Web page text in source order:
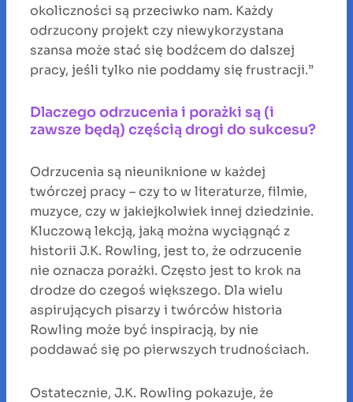
okoliczności są przeciwko nam. Każdy
odrzucony projekt czy niewykorzystana
szansa może stać się bodźcem do dalszej
pracy, jeśli tylko nie poddamy się frustracji.”
Dlaczego odrzucenia i porażki są (i
zawsze będą) częścią drogi do sukcesu?
Odrzucenia są nieuniknione w każdej
twórczej pracy – czy to w literaturze, filmie,
muzyce, czy w jakiejkolwiek innej dziedzinie.
Kluczową lekcją, jaką można wyciągnąć z
historii J.K. Rowling, jest to, że odrzucenie
nie oznacza porażki. Często jest to krok na
drodze do czegoś większego. Dla wielu
aspirujących pisarzy i twórców historia
Rowling może być inspiracją, by nie
poddawać się po pierwszych trudnościach.
Ostatecznie, J.K. Rowling pokazuje, że